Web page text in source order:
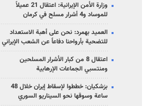
وزارة الأمن الإيرانية: اعتقال 21 عميلاً
للموساد و4 أشرار مسلح في كرمان
العميد بهمرد: نحن على أهبة الاستعداد
للتضحية بأرواحنا دفاعاً عن الشعب الإيراني
اعتقال 8 من كبار الأشرار المسلحين
ومنتسبي الجماعات الإرهابية
بزشكيان: خططوا لإسقاط إيران خلال 48
ساعة وسوقها نحو السيناريو السوري